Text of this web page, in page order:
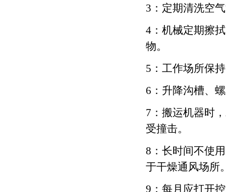
3：定期清洗空
4：机械定期擦
物。
5：工作场所保
6：升降沟槽、
7：搬运机器时
受撞击。
8：长时间不使
于干燥通风场所
9：每月应打开